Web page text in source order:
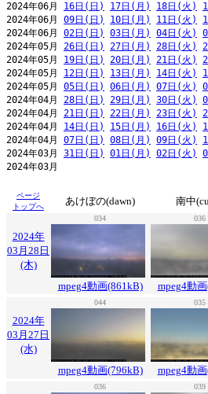
2024年06月 16日(日) 17日(月) 18日(火)
2024年06月 09日(日) 10日(月) 11日(火)
2024年06月 02日(日) 03日(月) 04日(火)
2024年05月 26日(日) 27日(月) 28日(火)
2024年05月 19日(日) 20日(月) 21日(火)
2024年05月 12日(日) 13日(月) 14日(火)
2024年05月 05日(日) 06日(月) 07日(火)
2024年04月 28日(日) 29日(月) 30日(火)
2024年04月 21日(日) 22日(月) 23日(火)
2024年04月 14日(日) 15日(月) 16日(火)
2024年04月 07日(日) 08日(月) 09日(火)
2024年03月 31日(日) 01日(月) 02日(火)
2024年
ページ
トップへ
あけぼの(dawn) 南中
034 036
2024年
03月28日
(木)
mpeg4動画(861kB)
mpeg4動
044 035
2024年
03月27日
(水)
mpeg4動画(796kB)
mpeg4動
036 039